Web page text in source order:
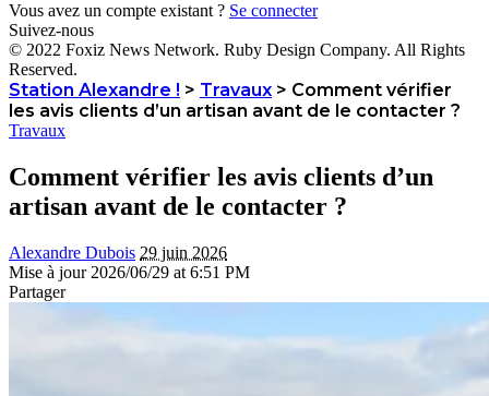
Vous avez un compte existant ? Se connecter
Suivez-nous
© 2022 Foxiz News Network. Ruby Design Company. All Rights
Reserved.
Station Alexandre ! > Travaux > Comment vérifier
les avis clients d’un artisan avant de le contacter ?
Travaux
Comment vérifier les avis clients d’un
artisan avant de le contacter ?
Alexandre Dubois 29 juin 2026
Mise à jour 2026/06/29 at 6:51 PM
Partager